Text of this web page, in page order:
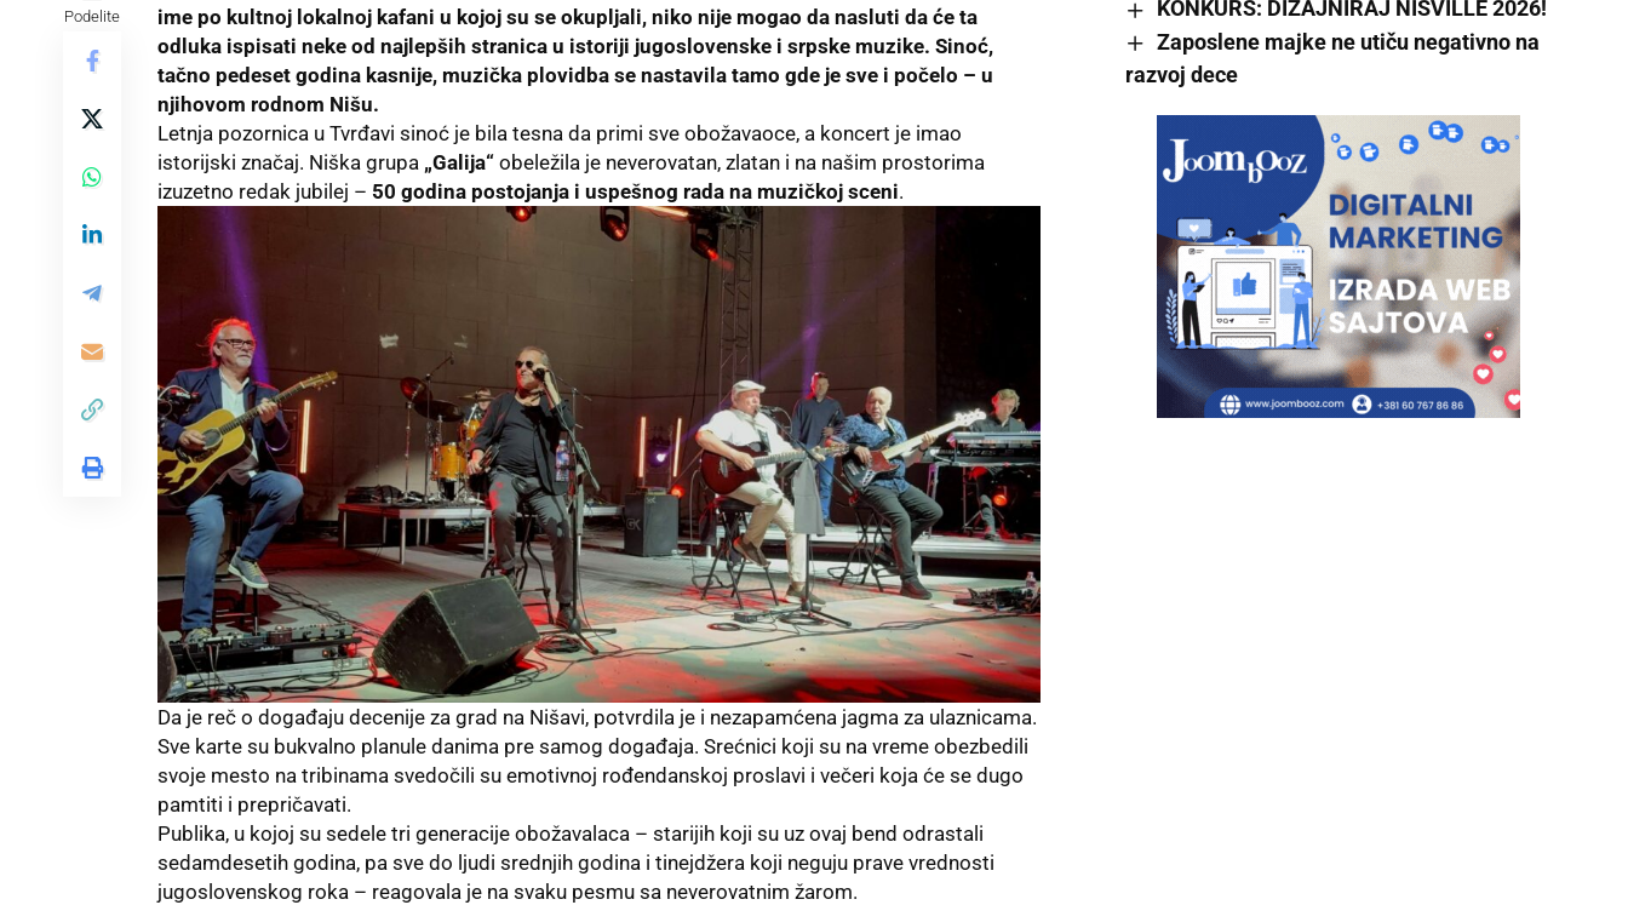
Podelite
ime po kultnoj lokalnoj kafani u kojoj su se okupljali, niko nije mogao da nasluti da će ta
odluka ispisati neke od najlepših stranica u istoriji jugoslovenske i srpske muzike. Sinoć,
tačno pedeset godina kasnije, muzička plovidba se nastavila tamo gde je sve i počelo – u
njihovom rodnom Nišu.
Letnja pozornica u Tvrđavi sinoć je bila tesna da primi sve obožavaoce, a koncert je imao
istorijski značaj. Niška grupa „Galija“ obeležila je neverovatan, zlatan i na našim prostorima
izuzetno redak jubilej – 50 godina postojanja i uspešnog rada na muzičkoj sceni.
Da je reč o događaju decenije za grad na Nišavi, potvrdila je i nezapamćena jagma za ulaznicama.
Sve karte su bukvalno planule danima pre samog događaja. Srećnici koji su na vreme obezbedili
svoje mesto na tribinama svedočili su emotivnoj rođendanskoj proslavi i večeri koja će se dugo
pamtiti i prepričavati.
Publika, u kojoj su sedele tri generacije obožavalaca – starijih koji su uz ovaj bend odrastali
sedamdesetih godina, pa sve do ljudi srednjih godina i tinejdžera koji neguju prave vrednosti
jugoslovenskog roka – reagovala je na svaku pesmu sa neverovatnim žarom.
KONKURS: DIZAJNIRAJ NIŠVILLE 2026!
Zaposlene majke ne utiču negativno na
razvoj dece